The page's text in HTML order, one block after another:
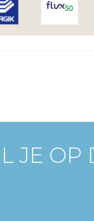
JE OP